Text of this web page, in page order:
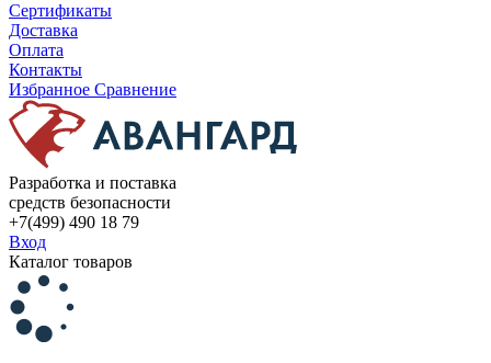
Сертификаты
Доставка
Оплата
Контакты
Избранное Сравнение
Разработка и поставка
средств безопасности
+7(499) 490 18 79
Вход
Каталог товаров